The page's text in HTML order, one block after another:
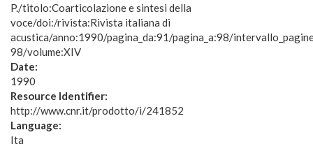
P./titolo:Coarticolazione e sintesi della
voce/doi:/rivista:Rivista italiana di
acustica/anno:1990/pagina_da:91/pagina_a:98/
98/volume:XIV
Date:
1990
Resource Identifier:
http://www.cnr.it/prodotto/i/241852
Language:
Ita